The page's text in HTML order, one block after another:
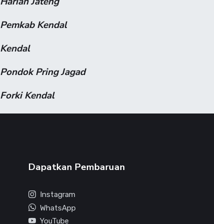
Pemkab Kendal
Kendal
Pondok Pring Jagad
Forki Kendal
Dapatkan Pembaruan
Instagram
WhatsApp
YouTube